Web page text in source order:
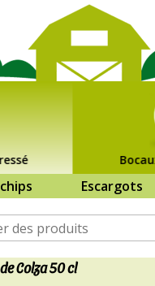
chips Escargots
Colza 50 cl